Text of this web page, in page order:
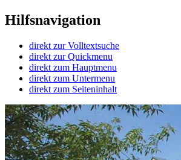
Hilfsnavigation
direkt zur Volltextsuche
direkt zur Quickmenu
direkt zum Hauptmenu
direkt zum Untermenu
direkt zum Seiteninhalt